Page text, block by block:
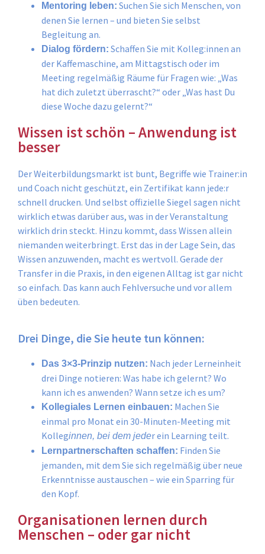
Mentoring leben: Suchen Sie sich Menschen, von
denen Sie lernen – und bieten Sie selbst
Begleitung an.
Dialog fördern: Schaffen Sie mit Kolleg:innen an
der Kaffemaschine, am Mittagstisch oder im
Meeting regelmäßig Räume für Fragen wie: „Was
hat dich zuletzt überrascht?“ oder „Was hast Du
diese Woche dazu gelernt?“
Wissen ist schön – Anwendung ist
besser
Der Weiterbildungsmarkt ist bunt, Begriffe wie Trainer:in
und Coach nicht geschützt, ein Zertifikat kann jede:r
schnell drucken. Und selbst offizielle Siegel sagen nicht
wirklich etwas darüber aus, was in der Veranstaltung
wirklich drin steckt. Hinzu kommt, dass Wissen allein
niemanden weiterbringt. Erst das in der Lage Sein, das
Wissen anzuwenden, macht es wertvoll. Gerade der
Transfer in die Praxis, in den eigenen Alltag ist gar nicht
so einfach. Das kann auch Fehlversuche und vor allem
üben bedeuten.
Drei Dinge, die Sie heute tun können:
Das 3×3-Prinzip nutzen: Nach jeder Lerneinheit
drei Dinge notieren: Was habe ich gelernt? Wo
kann ich es anwenden? Wann setze ich es um?
Kollegiales Lernen einbauen: Machen Sie
einmal pro Monat ein 30-Minuten-Meeting mit
Kolleginnen, bei dem jeder ein Learning teilt.
Lernpartnerschaften schaffen: Finden Sie
jemanden, mit dem Sie sich regelmäßig über neue
Erkenntnisse austauschen – wie ein Sparring für
den Kopf.
Organisationen lernen durch
Menschen – oder gar nicht